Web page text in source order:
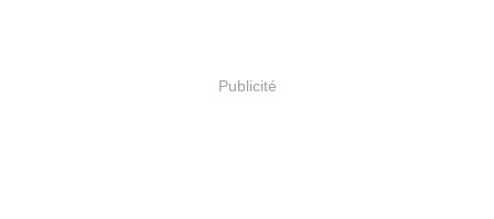
Publicité